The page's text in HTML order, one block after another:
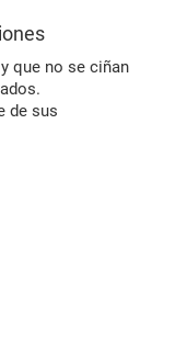
que no se ciñan
de sus